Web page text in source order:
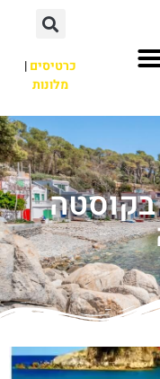
כרטיסים|
מלונות